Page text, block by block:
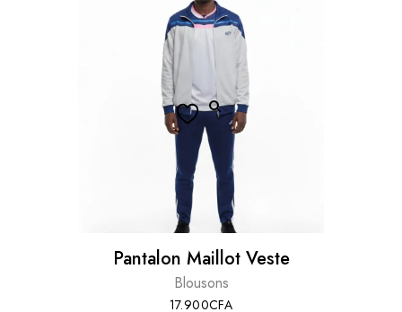
Pantalon Maillot Veste
Blousons
17.900CFA